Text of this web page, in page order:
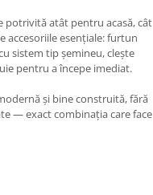
potrivită atât pentru acasă, cât
accesoriile esențiale: furtun
sistem tip șemineu, clește
pentru a începe imediat.
și bine construită, fără
— exact combinația care face